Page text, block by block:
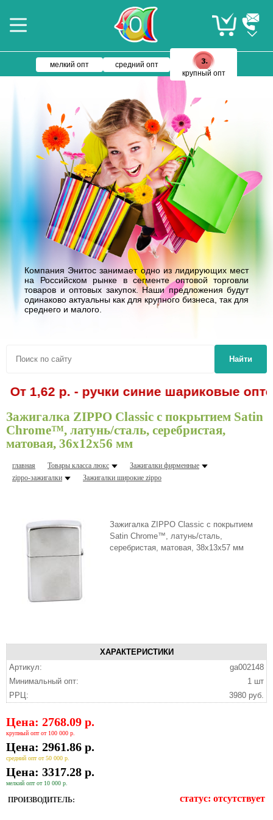
мелкий опт
средний опт
крупный опт
Компания Энитос занимает одно из лидирующих мест
на Российском рынке в сегменте оптовой торговли
товаров и оптовых закупок. Наши предложения будут
одинаково актуальны как для крупного бизнеса, так для
среднего и малого.
Найти
1,62 р. - ручки синие шариковые
Зажигалка ZIPPO Classic с покрытием Satin
Chrome™, латунь/сталь, серебристая,
матовая, 36x12x56 мм
главная Товары класса люкс
Зажигалки фирменные
zippo-зажигалки
Зажигалки шиpокие zippo
Зажигалка ZIPPO Classic с покрытием
Satin Chrome™, латунь/сталь,
серебристая, матовая, 38x13x57 мм
ХАРАКТЕРИСТИКИ
Артикул:
ga002148
Минимальный опт:
1 шт
РРЦ:
3980 руб.
Цена: 2768.09 р.
крупный опт от 100 000 р.
Цена: 2961.86 р.
средний опт от 50 000 р.
Цена: 3317.28 р.
мелкий опт от 10 000 р.
ПРОИЗВОДИТЕЛЬ: статус: отсутствует